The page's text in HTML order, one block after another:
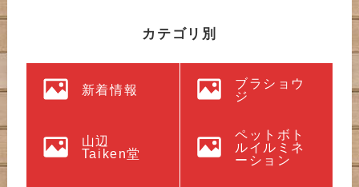
カテゴリ別
新着情報
ブラショウ
ジ
山辺
Taiken堂
ペットボト
ルイルミネ
ーション